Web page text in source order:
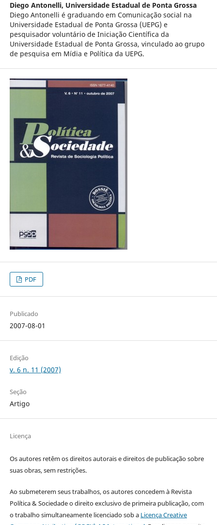
Diego Antonelli, Universidade Estadual de Ponta Grossa
Diego Antonelli é graduando em Comunicação social na
Universidade Estadual de Ponta Grossa (UEPG) e
pesquisador voluntário de Iniciação Científica da
Universidade Estadual de Ponta Grossa, vinculado ao grupo
de pesquisa em Mídia e Política da UEPG.
PDF
Publicado
2007-08-01
Edição
v. 6 n. 11 (2007)
Seção
Artigo
Licença
Os autores retêm os direitos autorais e direitos de publicação sobre
suas obras, sem restrições.
Ao submeterem seus trabalhos, os autores concedem à Revista
Política & Sociedade o direito exclusivo de primeira publicação, com
o trabalho simultaneamente licenciado sob a Licença Creative